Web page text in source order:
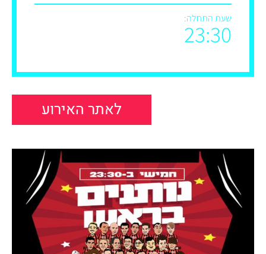
שעת התחלה:
23:30
לאתר האירוע